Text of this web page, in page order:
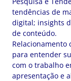
tendências de
digital; insights
de conteúdo.
Relacionamento
para entender
com o trabalho
apresentação e